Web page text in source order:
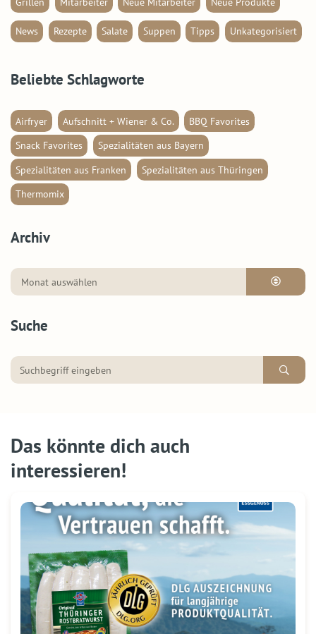
News Rezepte Salate Suppen Tipps Unkategorisiert
Beliebte Schlagworte
Airfryer Aufschnitt + Wiener & Co.
BBQ Favorites
Snack Favorites
Spezialitäten aus Bayern
Spezialitäten aus Franken
Spezialitäten aus Thüringen
Thermomix
Archiv
Suche
Das könnte dich auch
interessieren!